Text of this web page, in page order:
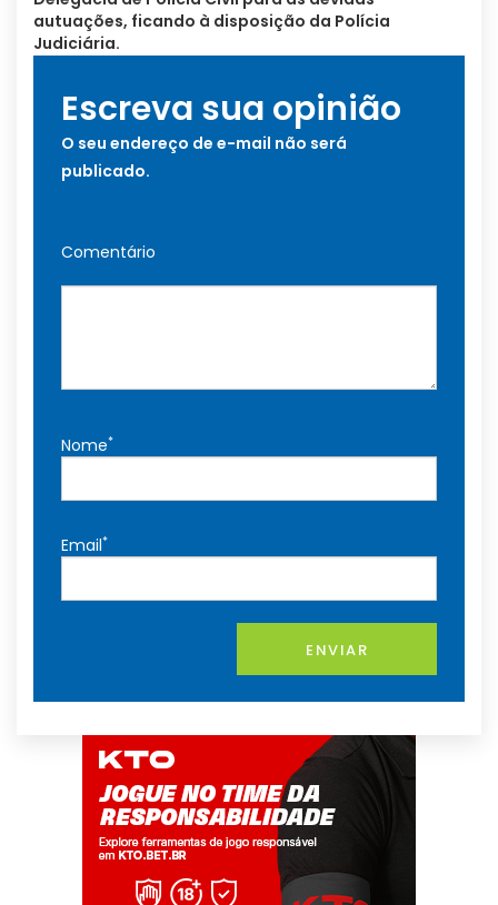
autuações, ficando à disposição da Polícia
Judiciária.
Escreva sua opinião
O seu endereço de e-mail não será
publicado.
Comentário
Nome*
Email*
ENVIAR